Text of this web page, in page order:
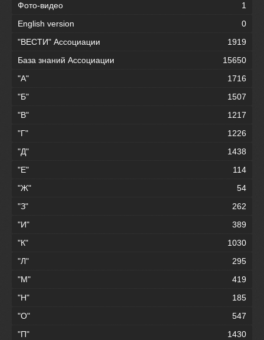
Фото-видео
1
English version
0
"ВЕСТИ" Ассоциации
1919
База знаний Ассоциации
15650
"А"
1716
"Б"
1507
"В"
1217
"Г"
1226
"Д"
1438
"Е"
114
"Ж"
54
"З"
262
"И"
389
"К"
1030
"Л"
295
"М"
419
"Н"
185
"О"
547
"П"
1430